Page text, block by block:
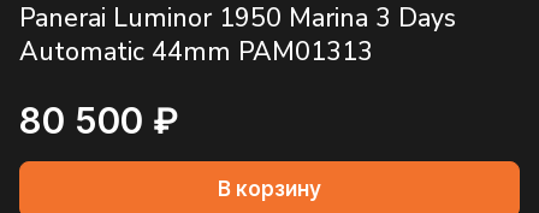
Panerai Luminor 1950 Marina 3 Days
Automatic 44mm PAM01313
80 500 ₽
В корзину